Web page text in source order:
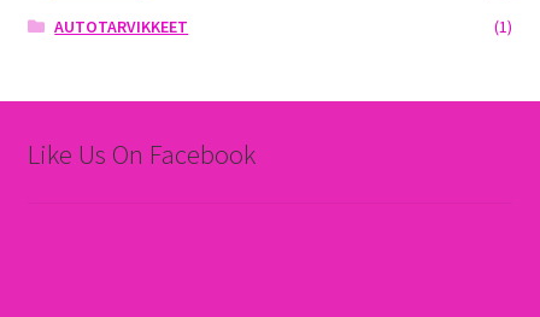
AUTOTARVIKKEET
(1)
Like Us On Facebook